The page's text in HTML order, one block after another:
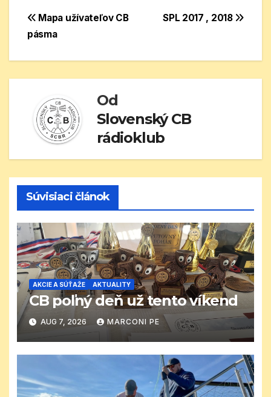
Navigácia
v
SPL 2017 , 2018
Mapa užívateľov CB
pásma
Od
Slovenský CB
rádioklub
Súvisiaci článok
AKCIE A SÚŤAŽE AKTUALITY
CB poľný deň už tento víkend
AUG 7, 2026 MARCONI PE